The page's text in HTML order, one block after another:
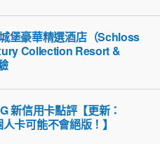
堡豪華精選酒店（Schloss
Collection Resort &
新信用卡點評【更新：
卡可能不會絕版！】